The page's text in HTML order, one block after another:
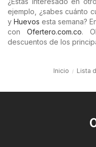
ejemplo, ¿sabes cuánto
yHuevos esta semana?
con Ofertero.com.co.
descuentos de los
Inicio Lista